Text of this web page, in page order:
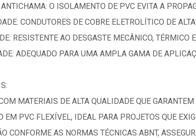
O ISOLAMENTO DE PVC EVITA A
CONDUTORES DE COBRE ELETROLÍTICO DE
RESISTENTE AO DESGASTE MECÂNICO, TÉRMICO
ADEQUADO PARA UMA AMPLA GAMA DE
MATERIAIS DE ALTA QUALIDADE QUE
EM PVC FLEXÍVEL, IDEAL PARA PROJETOS QUE
CONFORME AS NORMAS TÉCNICAS ABNT,